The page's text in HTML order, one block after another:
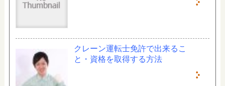
クレーン運転士免許で出来るこ
と・資格を取得する方法